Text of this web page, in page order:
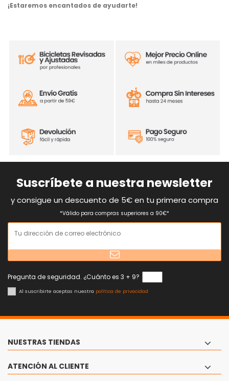
¡Estaremos encantados de ayudarte!
Suscríbete a nuestra newsletter
y consigue un descuento de 5€ en tu primera compra
*Válido para compras superiores a 90€*
Pregunta de seguridad. ¿Cuánto es 3 + 9?
Al suscribirte aceptas nuestra política de privacidad
NUESTRAS TIENDAS
ATENCIÓN AL CLIENTE